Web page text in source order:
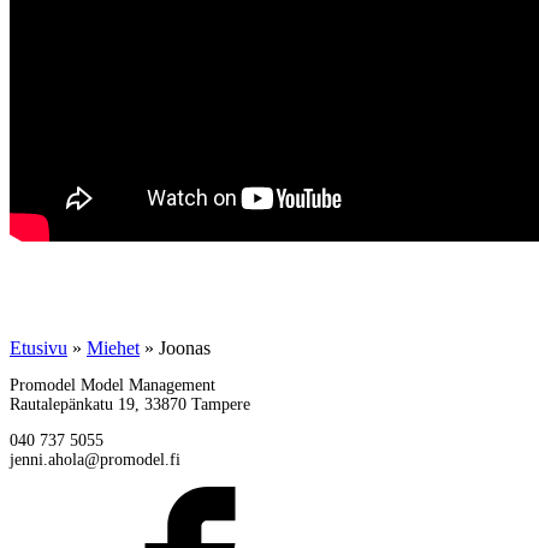
Etusivu » Miehet » Joonas
Promodel Model Management
Rautalepänkatu 19, 33870 Tampere
040 737 5055
jenni.ahola@promodel.fi